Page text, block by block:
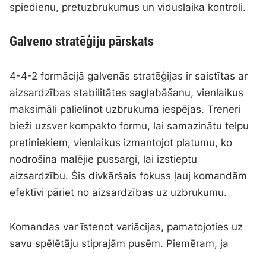
spiedienu, pretuzbrukumus un viduslaika kontroli.
Galveno stratēģiju pārskats
4-4-2 formācijā galvenās stratēģijas ir saistītas ar
aizsardzības stabilitātes saglabāšanu, vienlaikus
maksimāli palielinot uzbrukuma iespējas. Treneri
bieži uzsver kompakto formu, lai samazinātu telpu
pretiniekiem, vienlaikus izmantojot platumu, ko
nodrošina malējie pussargi, lai izstieptu
aizsardzību. Šis divkāršais fokuss ļauj komandām
efektīvi pāriet no aizsardzības uz uzbrukumu.
Komandas var īstenot variācijas, pamatojoties uz
savu spēlētāju stiprajām pusēm. Piemēram, ja